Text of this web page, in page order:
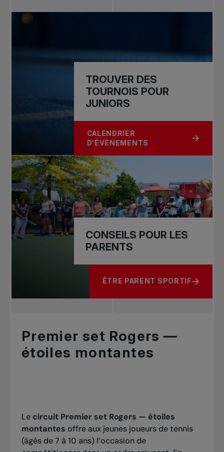
TROUVER DES
TOURNOIS POUR
JUNIORS
CALENDRIER
D'ÉVÉNEMENTS
À PROPOS DE TROUVER DES
CONSEILS POUR LES
PARENTS
ÊTRE PARENT SPORTIF
À PROPOS DE CONSEILS POUR
Premier set Rogers —
étoiles montantes
Le circuit Premier set Rogers — étoiles
montantes offre aux jeunes joueurs de tennis
(âgés de 7 à 10 ans) l’occasion de